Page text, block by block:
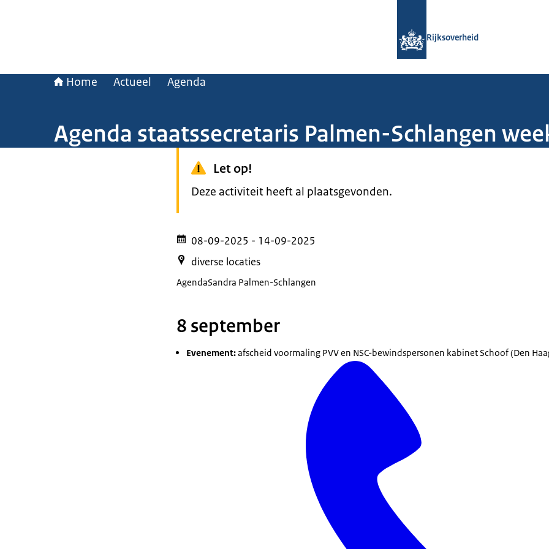
Rijksoverheid
Home Actueel Agenda
Agenda staatssecretaris Palmen-Schlangen
Let op!
Deze activiteit heeft al plaatsgevonden.
08-09-2025 - 14-09-2025
diverse locaties
AgendaSandra Palmen-Schlangen
8 september
Evenement:afscheid voormaling PVV en NSC-bewindspersonen kabinet Schoof (Den